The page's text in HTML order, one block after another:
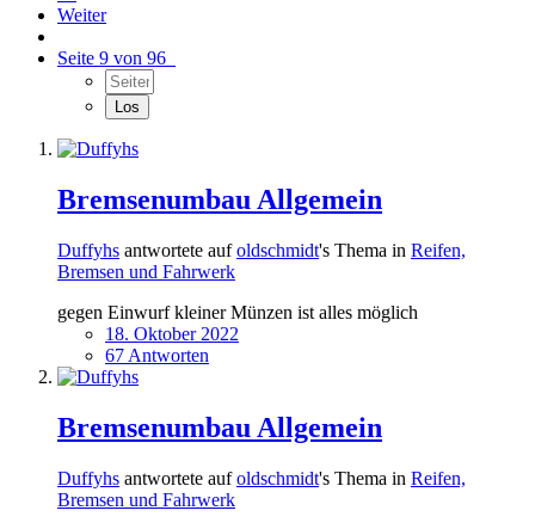
Weiter
Seite 9 von 96
Bremsenumbau Allgemein
Duffyhs antwortete aufoldschmidt's Thema in Reifen,
Bremsen und Fahrwerk
gegen Einwurf kleiner Münzen ist alles möglich
18. Oktober 2022
67 Antworten
Bremsenumbau Allgemein
Duffyhs antwortete aufoldschmidt's Thema in Reifen,
Bremsen und Fahrwerk